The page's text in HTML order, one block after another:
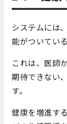
システムには
能がついてい
これは、医師
期待できない、
す。
健康を増進す